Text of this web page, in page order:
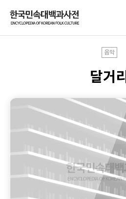
음악
달거리